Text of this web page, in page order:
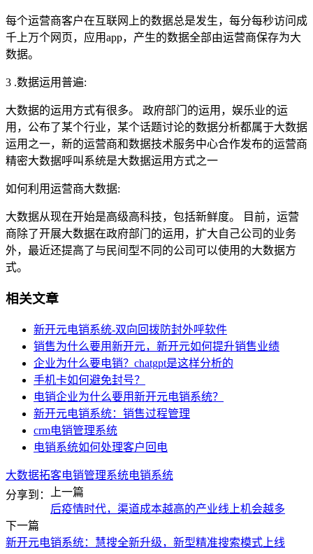
每个运营商客户在互联网上的数据总是发生，每分每秒访问成
千上万个网页，应用app，产生的数据全部由运营商保存为大
数据。
3 .数据运用普遍:
大数据的运用方式有很多。 政府部门的运用，娱乐业的运
用，公布了某个行业，某个话题讨论的数据分析都属于大数据
运用之一，新的运营商和数据技术服务中心合作发布的运营商
精密大数据呼叫系统是大数据运用方式之一
如何利用运营商大数据:
大数据从现在开始是高级高科技，包括新鲜度。 目前，运营
商除了开展大数据在政府部门的运用，扩大自己公司的业务
外，最近还提高了与民间型不同的公司可以使用的大数据方
式。
相关文章
新开元电销系统-双向回拨防封外呼软件
销售为什么要用新开元，新开元如何提升销售业绩
企业为什么要电销？chatgpt是这样分析的
手机卡如何避免封号？
电销企业为什么要用新开元电销系统？
新开元电销系统：销售过程管理
crm电销管理系统
电销系统如何处理客户回电
大数据拓客电销管理系统电销系统
分享到：
上一篇
后疫情时代，渠道成本越高的产业线上机会越多
下一篇
新开元电销系统：慧搜全新升级，新型精准搜索模式上线